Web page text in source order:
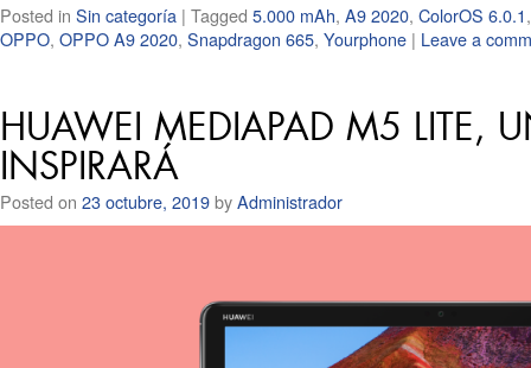
Posted in Sin categoría | Tagged 5.000 mAh, A9 2020, ColorOS 6.0.1
OPPO, OPPO A9 2020, Snapdragon 665, Yourphone | Leave a
HUAWEI MEDIAPAD M5 LITE,
INSPIRARÁ
Posted on 23 octubre, 2019byAdministrador